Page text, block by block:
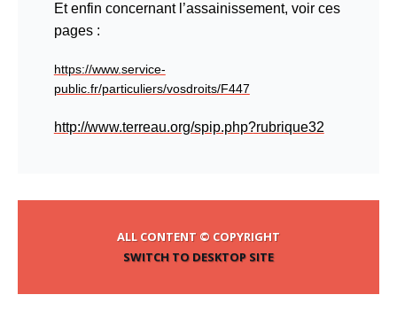
Et enfin concernantl’assainissement, voir ces
pages:
https://www.service-
public.fr/particuliers/vosdroits/F447
http://www.terreau.org/spip.php?rubrique32
ALL CONTENT © COPYRIGHT
SWITCH TO DESKTOP SITE